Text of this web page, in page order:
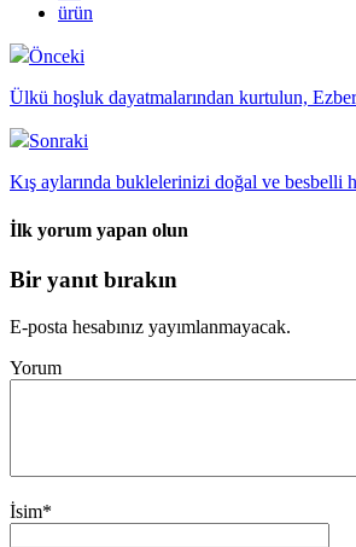
ürün
Önceki
Ülkü hoşluk dayatmalarından kurtulun,
Sonraki
Kış aylarında buklelerinizi doğal ve besbelli
İlk yorum yapan olun
Bir yanıt bırakın
E-posta hesabınız yayımlanmayacak.
Yorum
İsim*